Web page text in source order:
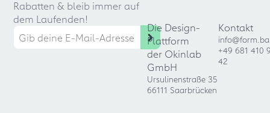
Rabatten & bleib immer auf
dem Laufenden!
Die Design-
Plattform
der Okinlab
GmbH
Ursulinenstraße 35
66111 Saarbrücken
Kontakt
+49 681 410
42